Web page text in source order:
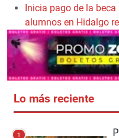
Inicia pago de la
alumnos en Hidalgo
Lo más reciente
1